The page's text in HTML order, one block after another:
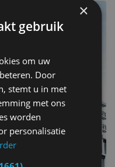
×
gebruik
om uw
Door
stemt u in met
met ons
worden
personalisatie